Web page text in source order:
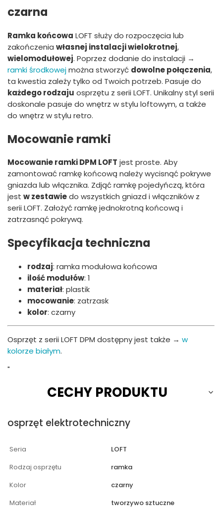
czarna
Ramka końcowa LOFT służy do rozpoczęcia lub
zakończenia własnej instalacji wielokrotnej,
wielomodułowej. Poprzez dodanie do instalacji →
ramki środkowejmożna stworzyć dowolne połączenia,
ta kwestia zależy tylko od Twoich potrzeb. Pasuje do
każdego rodzaju osprzętu z serii LOFT. Unikalny styl serii
doskonale pasuje do wnętrz w stylu loftowym, a także
do wnętrz w stylu retro.
Mocowanie ramki
Mocowanie ramki DPM LOFT jest proste. Aby
zamontować ramkę końcową należy wycisnąć pokrywe
gniazda lub włącznika. Zdjąć ramkę pojedyńczą, która
jest w zestawiedo wszystkich gniazd i włączników z
serii LOFT. Założyć ramkę jednokrotną końcową i
zatrzasnąć pokrywą.
Specyfikacja techniczna
rodzaj: ramka modułowa końcowa
ilość modułów: 1
materiał: plastik
mocowanie: zatrzask
kolor: czarny
Osprzęt z serii LOFT DPM dostępny jest także → w
kolorze białym.
"
CECHY PRODUKTU
osprzęt elektrotechniczny
Seria
LOFT
Rodzaj osprzętu
ramka
Kolor
czarny
Materiał
tworzywo sztuczne